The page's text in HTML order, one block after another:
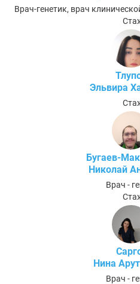
Врач-генетик, врач
Эльвира
Бугаев-
Николай
Врач -
Нина
Врач -